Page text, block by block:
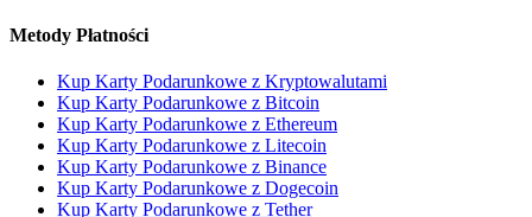
Metody Płatności
Kup Karty Podarunkowe z Kryptowalutami
Kup Karty Podarunkowe z Bitcoin
Kup Karty Podarunkowe z Ethereum
Kup Karty Podarunkowe z Litecoin
Kup Karty Podarunkowe z Binance
Kup Karty Podarunkowe z Dogecoin
Kup Karty Podarunkowe z Tether